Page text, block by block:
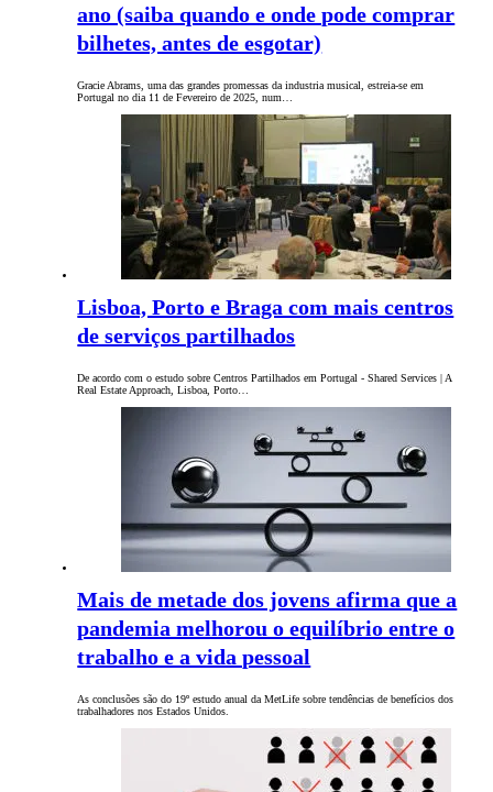
ano (saiba quando e onde pode comprar
bilhetes, antes de esgotar)
Gracie Abrams, uma das grandes promessas da industria musical, estreia-se em
Portugal no dia 11 de Fevereiro de 2025, num…
Lisboa, Porto e Braga com mais centros
de serviços partilhados
De acordo com o estudo sobre Centros Partilhados em Portugal - Shared Services | A
Real Estate Approach, Lisboa, Porto…
Mais de metade dos jovens afirma que a
pandemia melhorou o equilíbrio entre o
trabalho e a vida pessoal
As conclusões são do 19º estudo anual da MetLife sobre tendências de benefícios dos
trabalhadores nos Estados Unidos.